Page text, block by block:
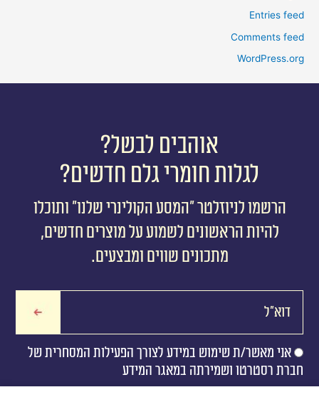
Entries feed
Comments feed
WordPress.org
אוהבים לבשל?
לגלות חומרי גלם חדשים?
הרשמו לניוזלטר ״המסע הקולינרי שלנו״ ותוכלו
להיות הראשונים לשמוע על מוצרים חדשים,
מתכונים שווים ומבצעים.
אני מאשר/ת שימוש במידע לצורך הפעילות המסחרית של
חברת רסטרטו ושמירתה במאגר המידע